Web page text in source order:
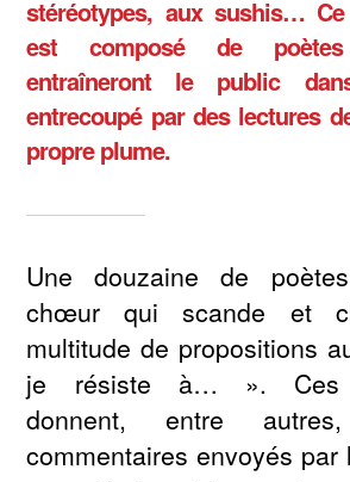
stéréotypes, aux sushis…
est composé de
entraîneront le public
entrecoupé par des lectures
propre plume.
Une douzaine de
chœur qui scande et
multitude de propositions
je résiste à… ». Ces
donnent, entre
commentaires envoyés